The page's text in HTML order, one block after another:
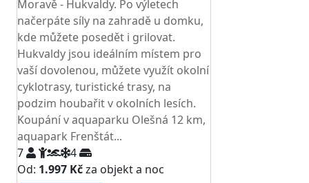
Moravě - Hukvaldy. Po výletech
načerpáte síly na zahradě u domku,
kde můžete posedět i grilovat.
Hukvaldy jsou ideálním místem pro
vaší dovolenou, můžete využít okolní
cyklotrasy, turistické trasy, na
podzim houbařit v okolních lesích.
Koupání v aquaparku Olešná 12 km,
aquapark Frenštát...
7
4
Od: 1.997 Kčza objekt a noc